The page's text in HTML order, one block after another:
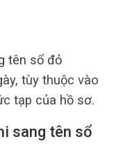
tên sổ đỏ
tùy thuộc vào
tạp của hồ sơ.
sang tên sổ